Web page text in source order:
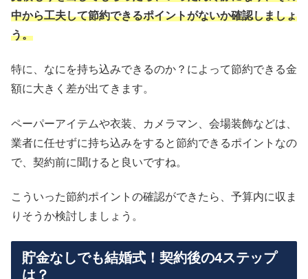
中から工夫して節約できるポイントがないか確認しましょ
う。
特に、なにを持ち込みできるのか？によって節約できる金
額に大きく差が出てきます。
ペーパーアイテムや衣装、カメラマン、会場装飾などは、
業者に任せずに持ち込みをすると節約できるポイントなの
で、契約前に聞けると良いですね。
こういった節約ポイントの確認ができたら、予算内に収ま
りそうか検討しましょう。
貯金なしでも結婚式！契約後の4ステップ
は？